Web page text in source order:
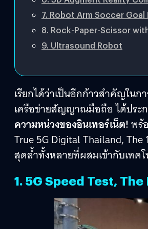
7. Robot Arm Soccer Goal
8. Rock-Paper-Scissor
9. Ultrasound Robot
เรียกได้ว่าเป็นอีกก้าวสำคัญในก
เครือข่ายสัญญาณมือถือ ได้ประ
ความหน่วงของอินเทอร์เน็ต!พร้
True 5G Digital Thailand, The
สุดล้ำทั้งหลายที่ผสมเข้ากับเทค
1. 5G Speed Test,